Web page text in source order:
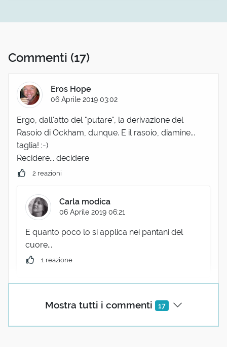
Commenti (17)
Mostra tutti i commenti 17
Eros Hope
06 Aprile 2019 03:02
Ergo, dall'atto del "putare", la derivazione del
Rasoio di Ockham, dunque. E il rasoio, diamine...
taglia! :-)
Recidere... decidere
2 reazioni
Carla modica
06 Aprile 2019 06:21
E quanto poco lo si applica nei pantani del
cuore...
1 reazione
(utente cancellato)